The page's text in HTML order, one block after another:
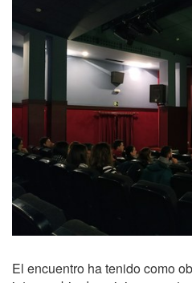
El encuentro ha tenido como